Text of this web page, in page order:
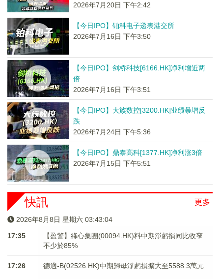
2026年7月20日 下午2:42
【今日IPO】铂科电子递表港交所
2026年7月16日 下午3:50
【今日IPO】剑桥科技[6166.HK]净利增近两
倍
2026年7月16日 下午3:51
【今日IPO】大族数控[3200.HK]业绩暴增反
跌
2026年7月24日 下午5:36
【今日IPO】鼎泰高科[1377.HK]净利涨3倍
2026年7月15日 下午5:51
更多
快訊
2026年8月8日 星期六 03:43:04
17:35
【盈警】綠心集團(00094.HK)料中期淨虧損同比收窄
不少於85%
17:26 德適-B(02526.HK)中期歸母淨虧損擴大至5588.3萬元